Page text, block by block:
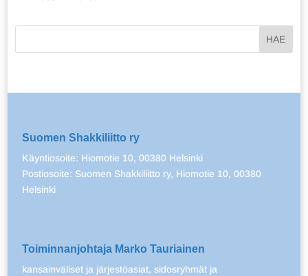
Suomen Shakkiliitto ry
Käyntiosoite: Hiomotie 10, 00380 Helsinki
Postiosoite: Suomen Shakkiliitto ry, Hiomotie 10, 00380
Helsinki
Toiminnanjohtaja Marko Tauriainen
kansainväliset ja järjestöasiat, sidosryhmät ja